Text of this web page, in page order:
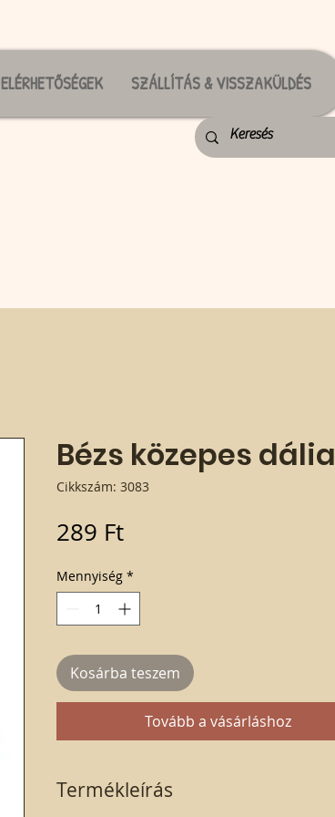
ELÉRHETŐSÉGEK SZÁLLÍTÁS & VISSZAKÜLDÉS
Bézs közepes dália
Cikkszám: 3083
289 FtÁr
Mennyiség *
Kosárba teszem
Tovább a vásárláshoz
Termékleírás